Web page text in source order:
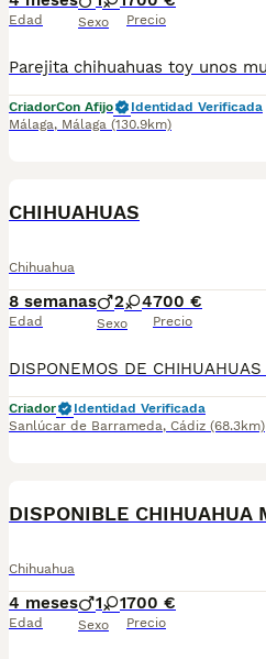
Edad Sexo Precio
CriadorCon Afijo
Identidad Verificada
Málaga, Málaga (130.9km)
CHIHUAHUAS
Chihuahua
8 semanas
Edad
2 4
Sexo
700 €
Precio
Criador
Identidad Verificada
Sanlúcar de Barrameda, Cádiz (68.3km)
Chihuahua
4 meses
Edad
1 1
Sexo
700 €
Precio